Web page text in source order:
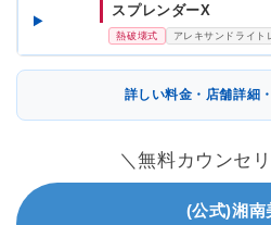
スプレンダーX
熱破壊式 アレキサンドライト
詳しい料金・店舗詳細
＼無料カウンセ
(公式)湘南